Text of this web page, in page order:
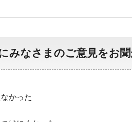
みなさまのご意見をお
かった